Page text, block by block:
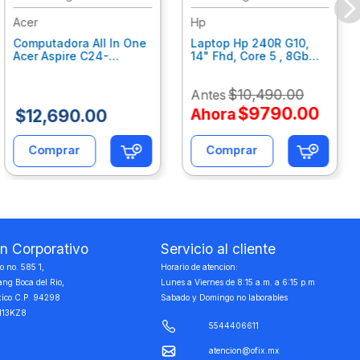
Acer
Computadora All In One
Acer Aspire C24-
Dq.Bmjal.002
$12,690.00
Comprar
Hp
Laptop Hp 240R G10,
14" Fhd, Core 5 , 8Gb
Antes$10,490.00
Ahora$9790.00
Comprar
Corporativo
no. 585 1,
Boca del Rio,
C.P. 94298
Servicio al cliente
Horario de atencion:
Lunes a Viernes de 8:15 a.m. a 6:15 p.m
Sabado y Domingo no laborables
5544406611
atencion@ofix.mx